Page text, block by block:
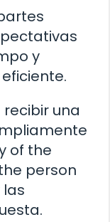
y
una
of the
person